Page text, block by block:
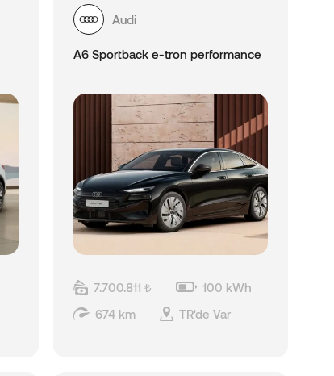
Audi
A6 Sportback e-tron performance
7.700.811 ₺
100 kWh
674 km
TR'de Var